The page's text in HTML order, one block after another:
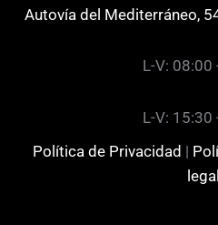
Autovía del Mediterráneo,
L-V: 08:00
L-V: 15:30
Política de Privacidad |
legal